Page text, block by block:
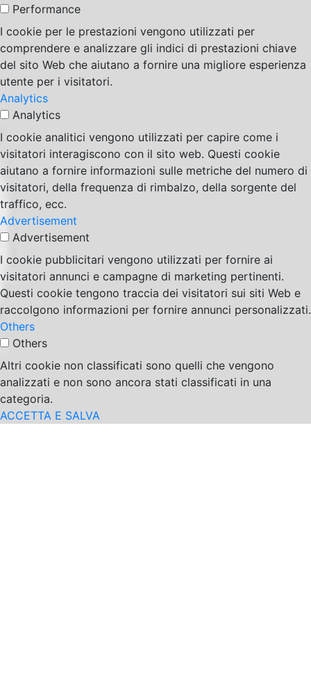
Performance
I cookie per le prestazioni vengono utilizzati per
comprendere e analizzare gli indici di prestazioni chiave
del sito Web che aiutano a fornire una migliore esperienza
utente per i visitatori.
Analytics
Analytics
I cookie analitici vengono utilizzati per capire come i
visitatori interagiscono con il sito web. Questi cookie
aiutano a fornire informazioni sulle metriche del numero di
visitatori, della frequenza di rimbalzo, della sorgente del
traffico, ecc.
Advertisement
Advertisement
I cookie pubblicitari vengono utilizzati per fornire ai
visitatori annunci e campagne di marketing pertinenti.
Questi cookie tengono traccia dei visitatori sui siti Web e
raccolgono informazioni per fornire annunci personalizzati.
Others
Others
Altri cookie non classificati sono quelli che vengono
analizzati e non sono ancora stati classificati in una
categoria.
ACCETTA E SALVA